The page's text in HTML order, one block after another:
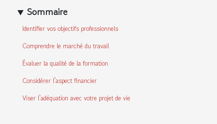
Sommaire
Identifier vos objectifs professionnels
Comprendre le marché du travail
Évaluer la qualité de la formation
Considérer l'aspect financier
Viser l'adéquation avec votre projet de vie